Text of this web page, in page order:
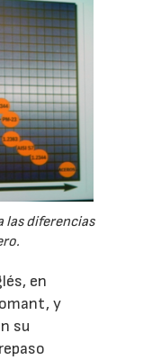
las diferencias
en
y
su